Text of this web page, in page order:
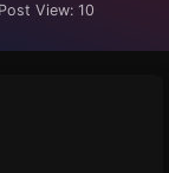
Post View: 10